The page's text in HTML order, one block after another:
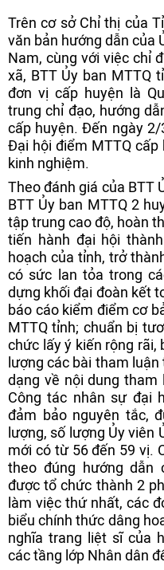
Trên cơ sở Chỉ thị của
văn bản hướng dẫn của
Nam, cùng với việc chỉ
xã, BTT Ủy ban MTTQ
đơn vị cấp huyện là
trung chỉ đạo, hướng
cấp huyện. Đến ngày
Đại hội điểm MTTQ
kinh nghiệm.
Theo đánh giá của BTT
BTT Ủy ban MTTQ 2
tập trung cao độ, hoàn
tiến hành đại hội
hoạch của tỉnh, trở
có sức lan tỏa trong
dựng khối đại đoàn kết
báo cáo kiểm điểm cơ
MTTQ tỉnh; chuẩn bị
chức lấy ý kiến rộng rãi,
lượng các bài tham
dạng về nội dung
Công tác nhân sự đại
đảm bảo nguyên tắc,
lượng, số lượng Ủy viên
mới có từ 56 đến 59 vị.
theo đúng hướng dẫn
được tổ chức thành 2
làm việc thứ nhất, các
biểu chính thức dâng
nghĩa trang liệt sĩ của
các tầng lớp Nhân dân